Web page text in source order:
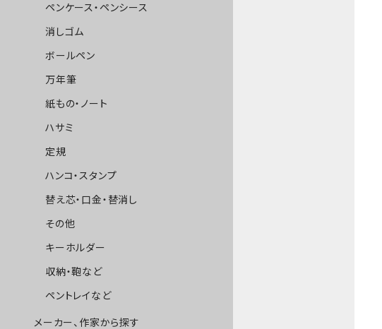
ペンケース・ペンシース
消しゴム
ボールペン
万年筆
紙もの・ノート
ハサミ
定規
ハンコ・スタンプ
替え芯・口金・替消し
その他
キーホルダー
収納・鞄など
ペントレイなど
メーカー、作家から探す